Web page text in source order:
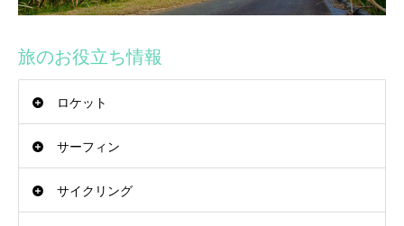
旅のお役立ち情報
ロケット
サーフィン
サイクリング